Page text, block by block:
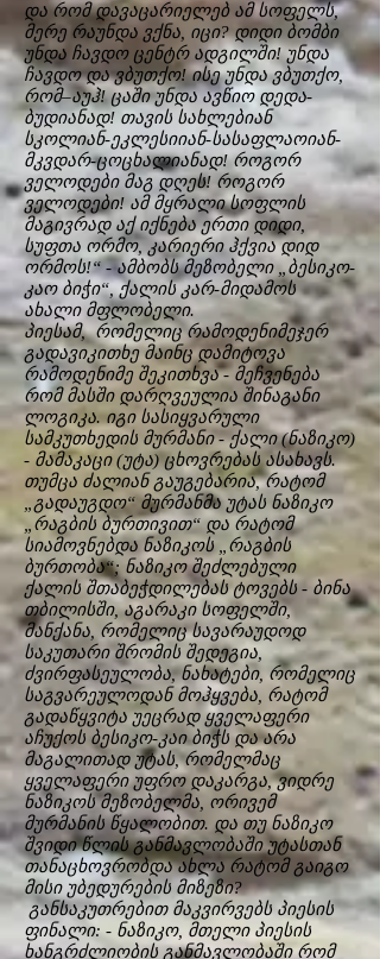
და რომ დავაცარიელებ ამ სოფელს,
მერე რაუნდა ვქნა, იცი? დიდი ბომბი
უნდა ჩავდო ცენტრ ადგილში! უნდა
ჩავდო და ვბუთქო! ისე უნდა ვბუთქო,
რომ–აუჰ! ცაში უნდა ავწიო დედა-
ბუდიანად! თავის სახლებიან
სკოლიან-ეკლესიიან-სასაფლაოიან-
მკვდარ-ცოცხალიანად! როგორ
ველოდები მაგ დღეს! როგორ
ველოდები! ამ მყრალი სოფლის
მაგივრად აქ იქნება ერთი დიდი,
სუფთა ორმო, კარიერი ჰქვია დიდ
ორმოს!“ - ამბობს მეზობელი „ბესიკო-
კაო ბიჭი“, ქალის კარ-მიდამოს
ახალი მფლობელი.
პიესამ, რომელიც რამოდენიმეჯერ
გადავიკითხე მაინც დამიტოვა
რამოდენიმე შეკითხვა - მეჩვენება
რომ მასში დარღვეულია შინაგანი
ლოგიკა. იგი სასიყვარული
სამკუთხედის მურმანი - ქალი (ნაზიკო)
- მამაკაცი (უტა) ცხოვრებას ასახავს.
თუმცა ძალიან გაუგებარია, რატომ
„გადაუგდო“ მურმანმა უტას ნაზიკო
„რაგბის ბურთივით“ და რატომ
სიამოვნებდა ნაზიკოს „რაგბის
ბურთობა“; ნაზიკო შეძლებული
ქალის შთაბეჭდილებას ტოვებს - ბინა
თბილისში, აგარაკი სოფელში,
მანქანა, რომელიც სავარაუდოდ
საკუთარი შრომის შედეგია,
ძვირფასეულობა, ნახატები, რომელიც
საგვარეულოდან მოჰყვება, რატომ
გადაწყვიტა უეცრად ყველაფერი
აჩუქოს ბესიკო-კაი ბიჭს და არა
მაგალითად უტას, რომელმაც
ყველაფერი უფრო დაკარგა, ვიდრე
ნაზიკოს მეზობელმა, ორივემ
მურმანის წყალობით. და თუ ნაზიკო
შვიდი წლის განმავლობაში უტასთან
თანაცხოვრობდა ახლა რატომ გაიგო
მისი უბედურების მიზეზი?
განსაკუთრებით მაკვირვებს პიესის
ფინალი: - ნაზიკო, მთელი პიესის
ხანგრძლიობის განმავლობაში რომ